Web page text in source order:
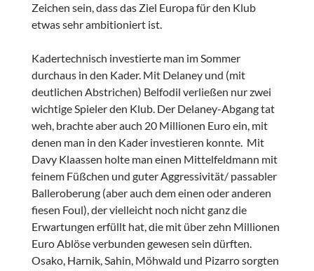
Zeichen sein, dass das Ziel Europa für den Klub
etwas sehr ambitioniert ist.
Kadertechnisch investierte man im Sommer
durchaus in den Kader. Mit Delaney und (mit
deutlichen Abstrichen) Belfodil verließen nur zwei
wichtige Spieler den Klub. Der Delaney-Abgang tat
weh, brachte aber auch 20 Millionen Euro ein, mit
denen man in den Kader investieren konnte. Mit
Davy Klaassen holte man einen Mittelfeldmann mit
feinem Füßchen und guter Aggressivität/ passabler
Balleroberung (aber auch dem einen oder anderen
fiesen Foul), der vielleicht noch nicht ganz die
Erwartungen erfüllt hat, die mit über zehn Millionen
Euro Ablöse verbunden gewesen sein dürften.
Osako, Harnik, Sahin, Möhwald und Pizarro sorgten